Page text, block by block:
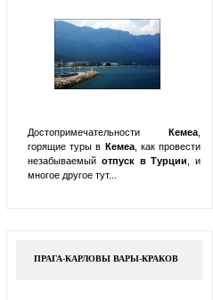
Достопримечательности Кемеа
горящие туры в Кемеа, как провести
незабываемый отпуск в Турции
, и
многое другое тут...
ПРАГА-КАРЛОВЫ ВАРЫ-КРАКОВ